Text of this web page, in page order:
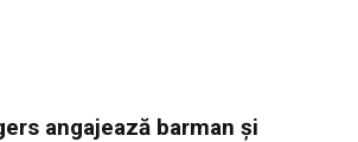
angajează barman și